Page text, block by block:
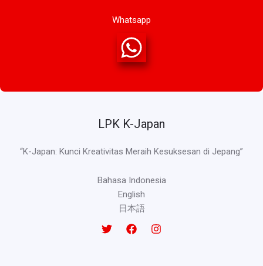
Whatsapp
LPK K-Japan
“K-Japan: Kunci Kreativitas Meraih Kesuksesan di Jepang”
Bahasa Indonesia
English
日本語